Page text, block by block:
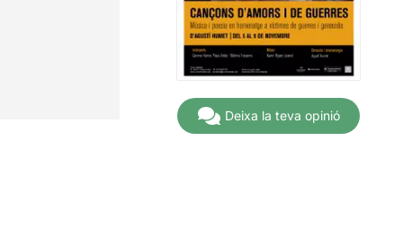
Deixa la teva opinió